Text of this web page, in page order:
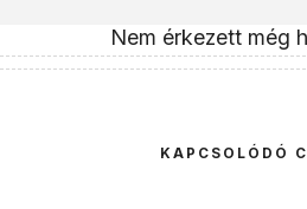
Nem érkezett még
KAPCSOLÓDÓ